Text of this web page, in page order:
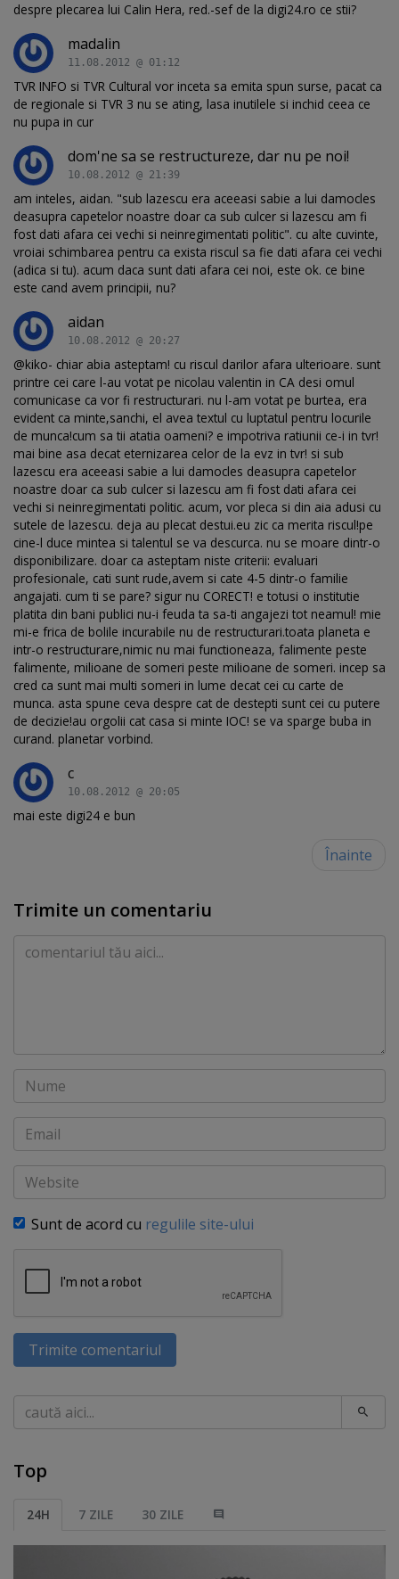
despre plecarea lui Calin Hera, red.-sef de la digi24.ro ce stii?
madalin
11.08.2012 @ 01:12
TVR INFO si TVR Cultural vor inceta sa emita spun surse, pacat ca
de regionale si TVR 3 nu se ating, lasa inutilele si inchid ceea ce
nu pupa in cur
dom'ne sa se restructureze, dar nu pe noi!
10.08.2012 @ 21:39
am inteles, aidan. "sub lazescu era aceeasi sabie a lui damocles
deasupra capetelor noastre doar ca sub culcer si lazescu am fi
fost dati afara cei vechi si neinregimentati politic". cu alte cuvinte,
vroiai schimbarea pentru ca exista riscul sa fie dati afara cei vechi
(adica si tu). acum daca sunt dati afara cei noi, este ok. ce bine
este cand avem principii, nu?
aidan
10.08.2012 @ 20:27
@kiko- chiar abia asteptam! cu riscul darilor afara ulterioare. sunt
printre cei care l-au votat pe nicolau valentin in CA desi omul
comunicase ca vor fi restructurari. nu l-am votat pe burtea, era
evident ca minte,sanchi, el avea textul cu luptatul pentru locurile
de munca!cum sa tii atatia oameni? e impotriva ratiunii ce-i in tvr!
mai bine asa decat eternizarea celor de la evz in tvr! si sub
lazescu era aceeasi sabie a lui damocles deasupra capetelor
noastre doar ca sub culcer si lazescu am fi fost dati afara cei
vechi si neinregimentati politic. acum, vor pleca si din aia adusi cu
sutele de lazescu. deja au plecat destui.eu zic ca merita riscul!pe
cine-l duce mintea si talentul se va descurca. nu se moare dintr-o
disponibilizare. doar ca asteptam niste criterii: evaluari
profesionale, cati sunt rude,avem si cate 4-5 dintr-o familie
angajati. cum ti se pare? sigur nu CORECT! e totusi o institutie
platita din bani publici nu-i feuda ta sa-ti angajezi tot neamul! mie
mi-e frica de bolile incurabile nu de restructurari.toata planeta e
intr-o restructurare,nimic nu mai functioneaza, falimente peste
falimente, milioane de someri peste milioane de someri. incep sa
cred ca sunt mai multi someri in lume decat cei cu carte de
munca. asta spune ceva despre cat de destepti sunt cei cu putere
de decizie!au orgolii cat casa si minte IOC! se va sparge buba in
curand. planetar vorbind.
c
10.08.2012 @ 20:05
mai este digi24 e bun
Înainte
Trimite un comentariu
Comentariu
Nume
Email
Website
Sunt de acord cu regulile site-ului
Trimite comentariul
Caută
Top
24H 7 ZILE 30 ZILE